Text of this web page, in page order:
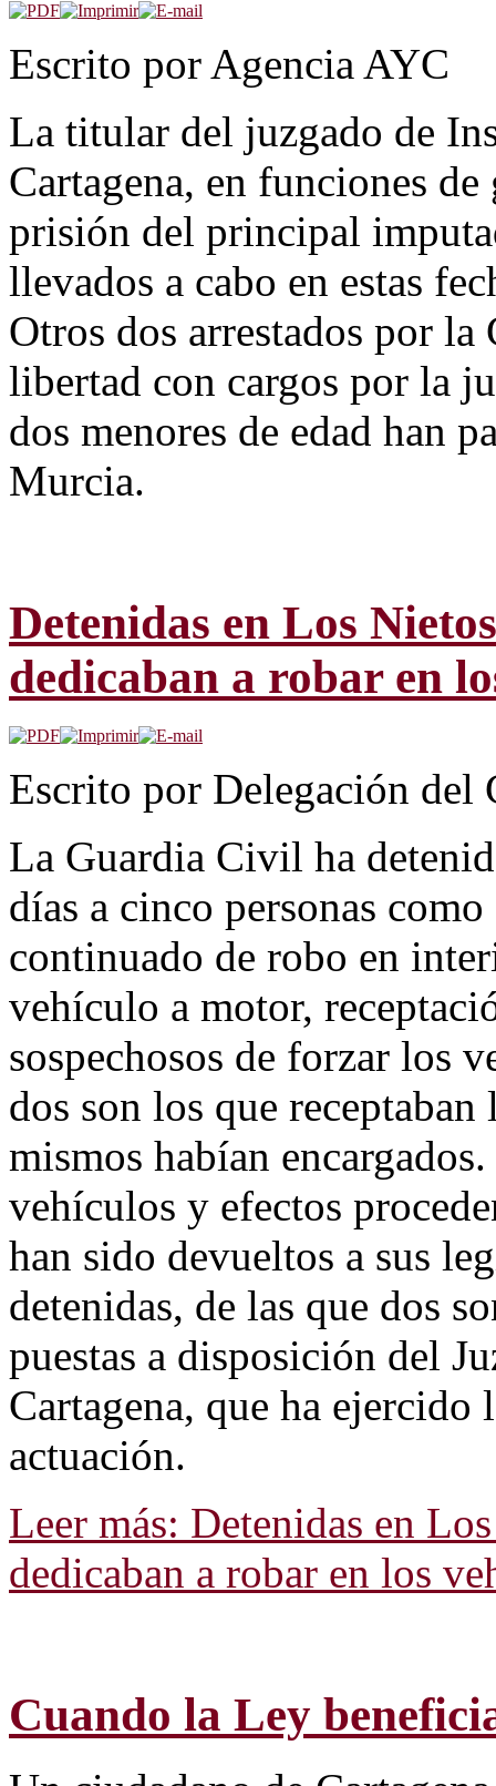
Escrito por Agencia AYC
La titular del juzgado de
Cartagena, en funciones
prisión del principal
llevados a cabo en estas
Otros dos arrestados por
libertad con cargos por la
dos menores de edad han
Murcia.
Detenidas en Los
dedicaban a robar en
Escrito por Delegación del
La Guardia Civil ha
días a cinco personas
continuado de robo en
vehículo a motor,
sospechosos de forzar los
dos son los que
mismos habían
vehículos y efectos
han sido devueltos a sus
detenidas, de las que dos
puestas a disposición del
Cartagena, que ha
actuación.
Leer más: Detenidas en
dedicaban a robar en los
Cuando la Ley